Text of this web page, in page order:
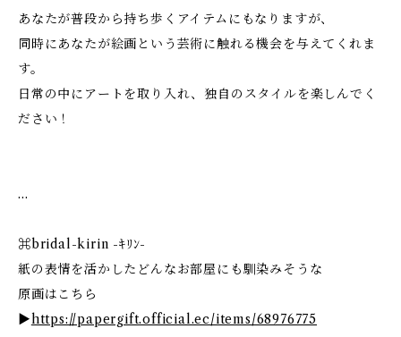
あなたが普段から持ち歩くアイテムにもなりますが、
同時にあなたが絵画という芸術に触れる機会を与えてくれま
す。
日常の中にアートを取り入れ、独自のスタイルを楽しんでく
ださい！
…
⌘bridal-kirin -ｷﾘﾝ-
紙の表情を活かしたどんなお部屋にも馴染みそうな
原画はこちら
▶https://papergift.official.ec/items/68976775